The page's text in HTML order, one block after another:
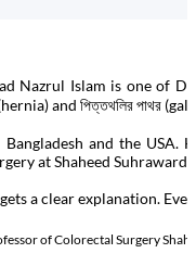
Nazrul Islam is one of
(hernia) and পিত্তথলির পাথর
and the USA.
at Shaheed
a clear explanation.
of Colorectal Surgery